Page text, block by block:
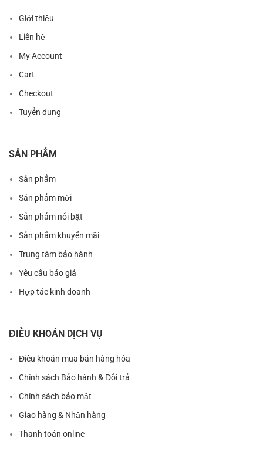
Giới thiệu
Liên hệ
My Account
Cart
Checkout
Tuyển dụng
SẢN PHẨM
Sản phẩm
Sản phẩm mới
Sản phẩm nổi bật
Sản phẩm khuyến mãi
Trung tâm bảo hành
Yêu cầu báo giá
Hợp tác kinh doanh
ĐIỀU KHOẢN DỊCH VỤ
Điều khoản mua bán hàng hóa
Chính sách Bảo hành & Đổi trả
Chính sách bảo mật
Giao hàng & Nhận hàng
Thanh toán online